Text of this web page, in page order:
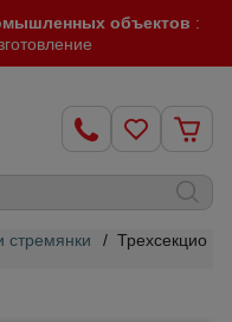
объектов :
стремянки /